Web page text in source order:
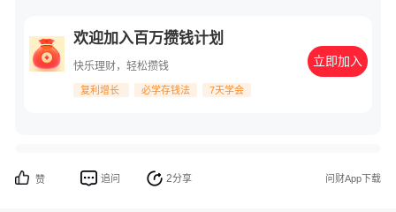
欢迎加入百万攒钱计划
快乐理财，轻松攒钱
复利增长 必学存钱法 7天学会
立即加入
赞 追问 2分享 问财App下载